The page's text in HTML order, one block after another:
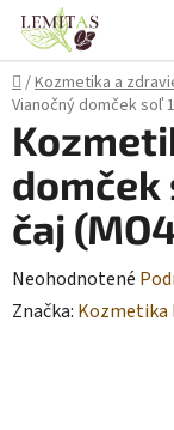
Prejsť
obsah
Domov
/Kozmetika a
Vianočný domček soľ
domček
čaj
Priemerné
hodnotenie
Neohodnotené
Značka: Kozmetika